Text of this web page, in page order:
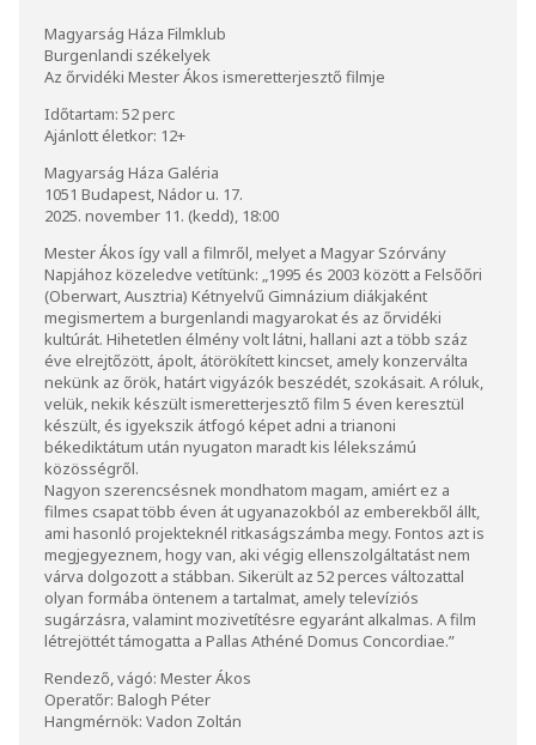
Magyarság Háza Filmklub
Burgenlandi székelyek
Az őrvidéki Mester Ákos ismeretterjesztő filmje
Időtartam: 52 perc
Ajánlott életkor: 12+
Magyarság Háza Galéria
1051 Budapest, Nádor u. 17.
2025. november 11. (kedd), 18:00
Mester Ákos így vall a filmről, melyet a Magyar Szórvány
Napjához közeledve vetítünk: „1995 és 2003 között a Felsőőri
(Oberwart, Ausztria) Kétnyelvű Gimnázium diákjaként
megismertem a burgenlandi magyarokat és az őrvidéki
kultúrát. Hihetetlen élmény volt látni, hallani azt a több száz
éve elrejtőzött, ápolt, átörökített kincset, amely konzerválta
nekünk az őrök, határt vigyázók beszédét, szokásait. A róluk,
velük, nekik készült ismeretterjesztő film 5 éven keresztül
készült, és igyekszik átfogó képet adni a trianoni
békediktátum után nyugaton maradt kis lélekszámú
közösségről.
Nagyon szerencsésnek mondhatom magam, amiért ez a
filmes csapat több éven át ugyanazokból az emberekből állt,
ami hasonló projekteknél ritkaságszámba megy. Fontos azt is
megjegyeznem, hogy van, aki végig ellenszolgáltatást nem
várva dolgozott a stábban. Sikerült az 52 perces változattal
olyan formába öntenem a tartalmat, amely televíziós
sugárzásra, valamint mozivetítésre egyaránt alkalmas. A film
létrejöttét támogatta a Pallas Athéné Domus Concordiae.”
Rendező, vágó: Mester Ákos
Operatőr: Balogh Péter
Hangmérnök: Vadon Zoltán